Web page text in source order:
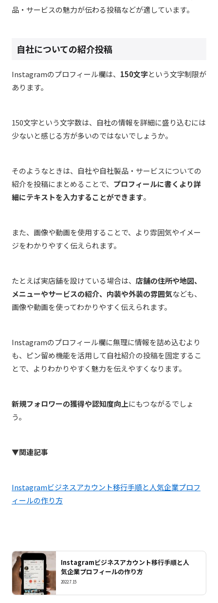
品・サービスの魅力が伝わる投稿などが適しています。
自社についての紹介投稿
Instagramのプロフィール欄は、 150文字という文字制限が
あります。
150文字という文字数は、自社の情報を詳細に盛り込むには
少ないと感じる方が多いのではないでしょうか。
そのようなときは、自社や自社製品・サービスについての
紹介を投稿にまとめることで、 プロフィールに書くより詳
細にテキストを入力することができます。
また、画像や動画を使用することで、より雰囲気やイメー
ジをわかりやすく伝えられます。
たとえば実店舗を設けている場合は、 店舗の住所や地図、
メニューやサービスの紹介、内装や外装の雰囲気なども、
画像や動画を使ってわかりやすく伝えられます。
Instagramのプロフィール欄に無理に情報を詰め込むより
も、ピン留め機能を活用して自社紹介の投稿を固定するこ
とで、よりわかりやすく魅力を伝えやすくなります。
新規フォロワーの獲得や認知度向上にもつながるでしょ
う。
▼関連記事
Instagramビジネスアカウント移行手順と人気企業プロフ
ィールの作り方
Instagramビジネスアカウント移行手順と人
気企業プロフィールの作り方
2022.7.15